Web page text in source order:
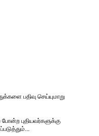
பதிவு செய்யுமாறு
புதியவர்களுக்கு